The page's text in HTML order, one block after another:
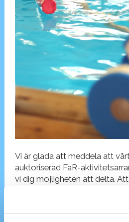
Vi är glada att meddela att
auktoriserad FaR-
vi dig möjligheten att delta. Att
stödja de som behöver